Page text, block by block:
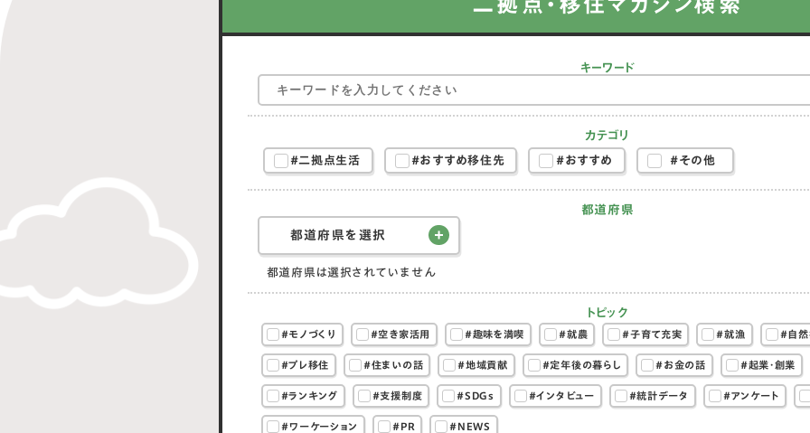
キーワード
カテゴリ
#二拠点生活
#おすすめ移住先 #おすすめ #その他
都道府県
都道府県を選択
都道府県は選択されていません
トピック
#モノづくり #空き家活用 #趣味を満喫 #就農 #子育て充実 #就漁 #自然
#プレ移住 #住まいの話 #地域貢献 #定年後の暮らし #お金の話 #起業・創業
#ランキング #支援制度 #SDGs #インタビュー #統計データ #アンケート
#ワーケーション #PR #NEWS